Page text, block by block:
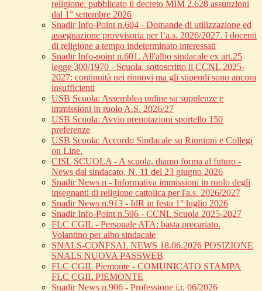
religione: pubblicato il decreto MIM 2.628 assunzioni
dal 1° settembre 2026
Snadir Info-Point n.604 - Domande di utilizzazione ed
assegnazione provvisoria per l’a.s. 2026/2027. I docenti
di religione a tempo indeterminato interessati
Snadir Info-point n.601. All'albo sindacale ex art.25
legge 300/1970 - Scuola, sottoscritto il CCNL 2025-
2027: continuità nei rinnovi ma gli stipendi sono ancora
insufficienti
USB Scuola: Assemblea online su supplenze e
immissioni in ruolo A.S. 2026/27
USB Scuola: Avvio prenotazioni sportello 150
preferenze
USB Scuola: Accordo Sindacale su Riunioni e Collegi
on Line.
CISL SCUOLA - A scuola, diamo forma al futuro -
News dal sindacato, N. 11 del 23 giugno 2026
Snadir News n - Informativa immissioni in ruolo degli
insegnanti di religione cattolica per l'a.s. 2026/2027
Snadir News n.913 - IdR in festa 1° luglio 2026
Snadir Info-Point n.596 - CCNL Scuola 2025-2027
FLC CGIL - Personale ATA: basta precariato.
Volantino per albo sindacale
SNALS-CONFSAL NEWS 18.06.2026 POSIZIONE
SNALS NUOVA PASSWEB
FLC CGIL Piemonte - COMUNICATO STAMPA
FLC CGIL PIEMONTE
Snadir News n.906 - Professione i.r. 06/2026